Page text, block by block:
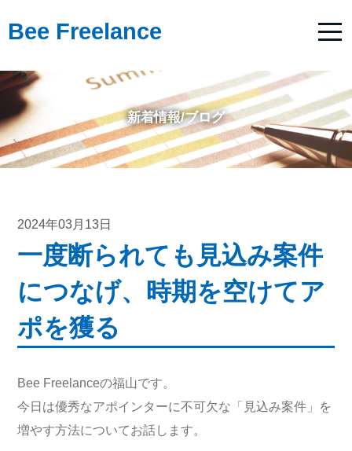
Bee Freelance
新着情報/ブログ
2024年03月13日
一度断られても見込み案件
につなげ、時期を空けてア
ポを獲る
Bee Freelanceの福山です。
今日は優秀なアポインターに不可欠な「見込み案件」を
増やす方法についてお話します。